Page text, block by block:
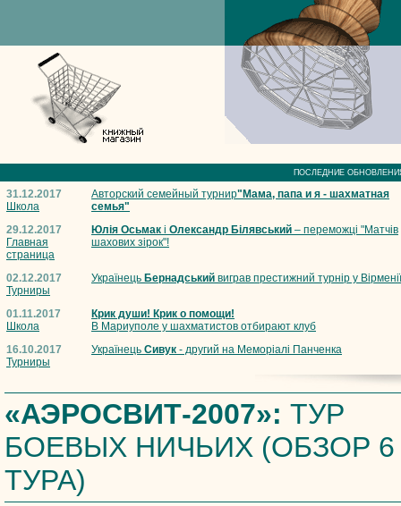
ПОСЛЕДНИЕ
31.12.2017
Школа
Авторский семейный турнир"Мама, папа и я - шахматная
семья"
29.12.2017
Главная
страница
Юлія Осьмак і Олександр Білявський – переможці "Матчів
шахових зірок"!
02.12.2017
Турниры
Українець Бернадський виграв престижний турнір у Вірменії
01.11.2017
Школа
Крик души! Крик о помощи!
В Мариуполе у шахматистов отбирают клуб
16.10.2017
Турниры
Українець Сивук - другий на Меморіалі Панченка
«АЭРОСВИТ-2007»: ТУР
БОЕВЫХ НИЧЬИХ (ОБЗОР 6
ТУРА)